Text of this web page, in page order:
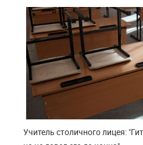
Учитель столичного лицея: